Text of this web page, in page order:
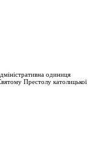
одиниця
Престолу католицької